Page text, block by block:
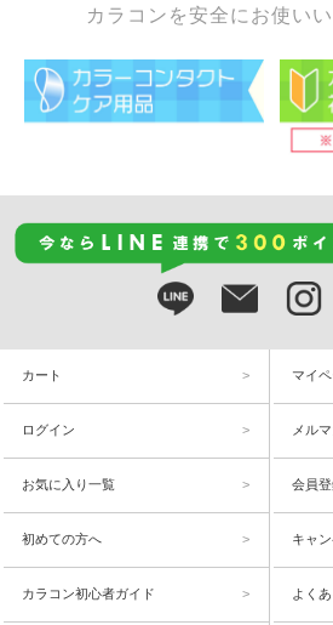
カラコンを安全にお使い
カート マイ
ログイン メル
お気に入り一覧 会員
初めての方へ キャ
カラコン初心者ガイド よく